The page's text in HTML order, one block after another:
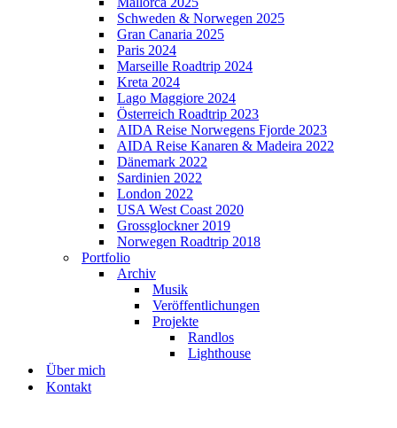
Schweden & Norwegen 2025
Gran Canaria 2025
Paris 2024
Marseille Roadtrip 2024
Kreta 2024
Lago Maggiore 2024
Österreich Roadtrip 2023
AIDA Reise Norwegens Fjorde 2023
AIDA Reise Kanaren & Madeira 2022
Dänemark 2022
Sardinien 2022
London 2022
USA West Coast 2020
Grossglockner 2019
Norwegen Roadtrip 2018
Portfolio
Archiv
Musik
Veröffentlichungen
Projekte
Randlos
Lighthouse
Über mich
Kontakt